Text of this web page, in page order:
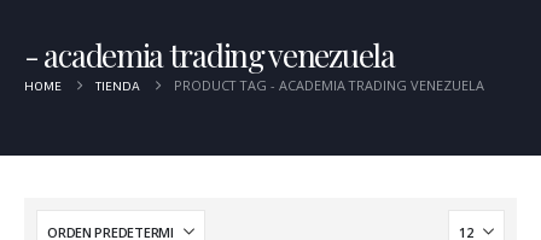
academia trading venezuela
HOME TIENDA PRODUCT TAG - ACADEMIA TRADING VENEZUELA